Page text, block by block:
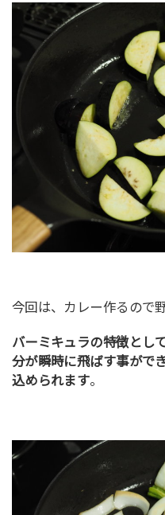
今回は、カレー作るので
バーミキュラの特徴とし
分が瞬時に飛ばす事がで
込められます。